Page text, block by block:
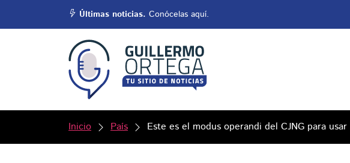
Últimas noticias. Conócelas aquí.
Inicio País Este es el modus operandi del CJNG para